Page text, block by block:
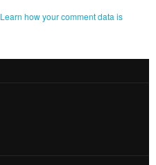
Learn how your comment data is